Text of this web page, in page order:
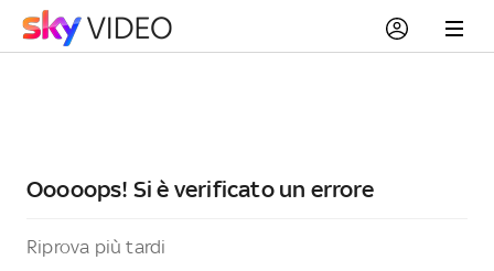
Ooooops! Si è verificato un errore
Riprova più tardi